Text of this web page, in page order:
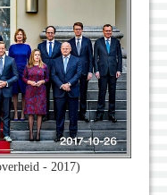
- 2017)